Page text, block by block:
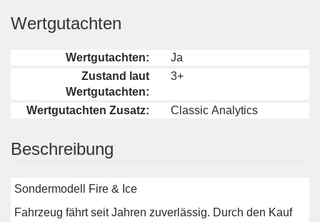
Wertgutachten
Wertgutachten:
Ja
Zustand laut
Wertgutachten:
3+
Wertgutachten Zusatz: Classic Analytics
Beschreibung
Sondermodell Fire & Ice
Fahrzeug fährt seit Jahren zuverlässig. Durch den Kauf